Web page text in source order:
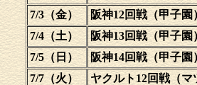
7/3（金）
阪神12回戦（甲子園
7/4（土）
阪神13回戦（甲子園
7/5（日）
阪神14回戦（甲子園
7/7（火）
ヤクルト12回戦（マ